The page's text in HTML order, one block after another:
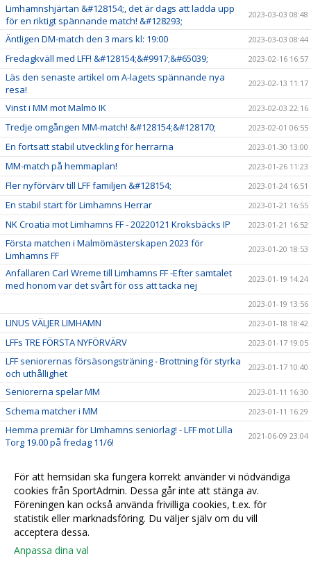
Limhamnshjärtan &#128154;, det är dags att ladda upp
för en riktigt spännande match! &#128293;
2023-03-03 08:48
Äntligen DM-match den 3 mars kl: 19:00 2023-03-03 08:44
Fredagkväll med LFF! &#128154;&#9917;&#65039; 2023-02-16 16:57
Läs den senaste artikel om A-lagets spännande nya
resa!
2023-02-13 11:17
Vinst i MM mot Malmö IK 2023-02-03 22:16
Tredje omgången MM-match! &#128154;&#128170; 2023-02-01 06:55
En fortsatt stabil utveckling för herrarna 2023-01-30 13:00
MM-match på hemmaplan! 2023-01-26 11:23
Fler nyförvärv till LFF familjen &#128154; 2023-01-24 16:51
En stabil start för Limhamns Herrar 2023-01-21 16:55
NK Croatia mot Limhamns FF - 20220121 Kroksbäcks IP 2023-01-21 16:52
Första matchen i Malmömästerskapen 2023 för
Limhamns FF
2023-01-20 18:53
Anfallaren Carl Wreme till Limhamns FF -Efter samtalet
med honom var det svårt för oss att tacka nej
2023-01-19 14:24
2023-01-19 13:56
LINUS VÄLJER LIMHAMN 2023-01-18 18:42
LFFs TRE FÖRSTA NYFÖRVÄRV 2023-01-17 19:05
LFF seniorernas försäsongsträning - Brottning för styrka
och uthållighet
2023-01-17 10:40
Seniorerna spelar MM 2023-01-11 16:30
Schema matcher i MM 2023-01-11 16:29
Hemma premiär för LImhamns seniorlag! - LFF mot Lilla
Torg 19.00 på fredag 11/6!
2021-06-09 23:04
Se seriepremiären Limhamns FF mot Rosengårds FF, 1
augusti 13.00
2020-07-31 22:49
Kickoff m A-laget 2020-06-04 10:27
För att hemsidan ska fungera korrekt använder vi nödvändiga
cookies från SportAdmin. Dessa går inte att stänga av.
Föreningen kan också använda frivilliga cookies, t.ex. för
statistik eller marknadsföring. Du väljer själv om du vill
acceptera dessa.
Anpassa dina val